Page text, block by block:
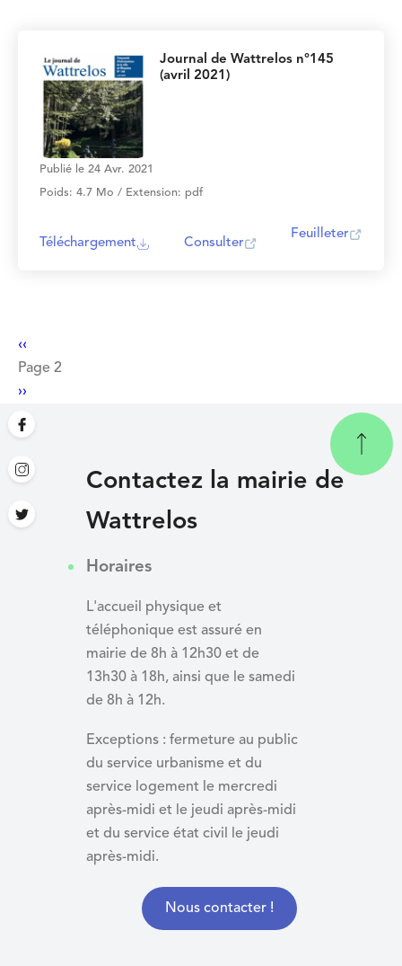
Journal de Wattrelos n°145
(avril 2021)
Publié le 24 Avr. 2021
Poids: 4.7 Mo / Extension: pdf
Téléchargement Consulter
Feuilleter
Pagination
Page
précédente
‹‹
Page 2
Page
suivante
››
Contactez la mairie de
Wattrelos
Horaires
L'accueil physique et
téléphonique est assuré en
mairie de 8h à 12h30 et de
13h30 à 18h, ainsi que le samedi
de 8h à 12h.
Exceptions : fermeture au public
du service urbanisme et du
service logement le mercredi
après-midi et le jeudi après-midi
et du service état civil le jeudi
après-midi.
Nous contacter !